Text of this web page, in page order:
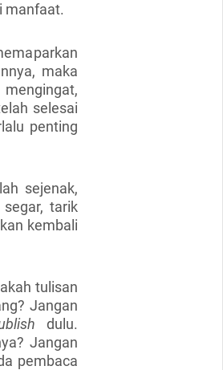
manfaat.
maka
selesai
penting
sejenak,
tarik
kembali
tulisan
Jangan
dulu.
Jangan
pembaca